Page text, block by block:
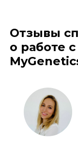
Отзывы
о работе